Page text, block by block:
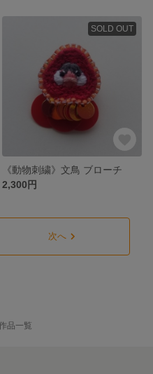
SOLD OUT
《動物刺繍》文鳥 ブローチ
2,300円
次へ
品一覧